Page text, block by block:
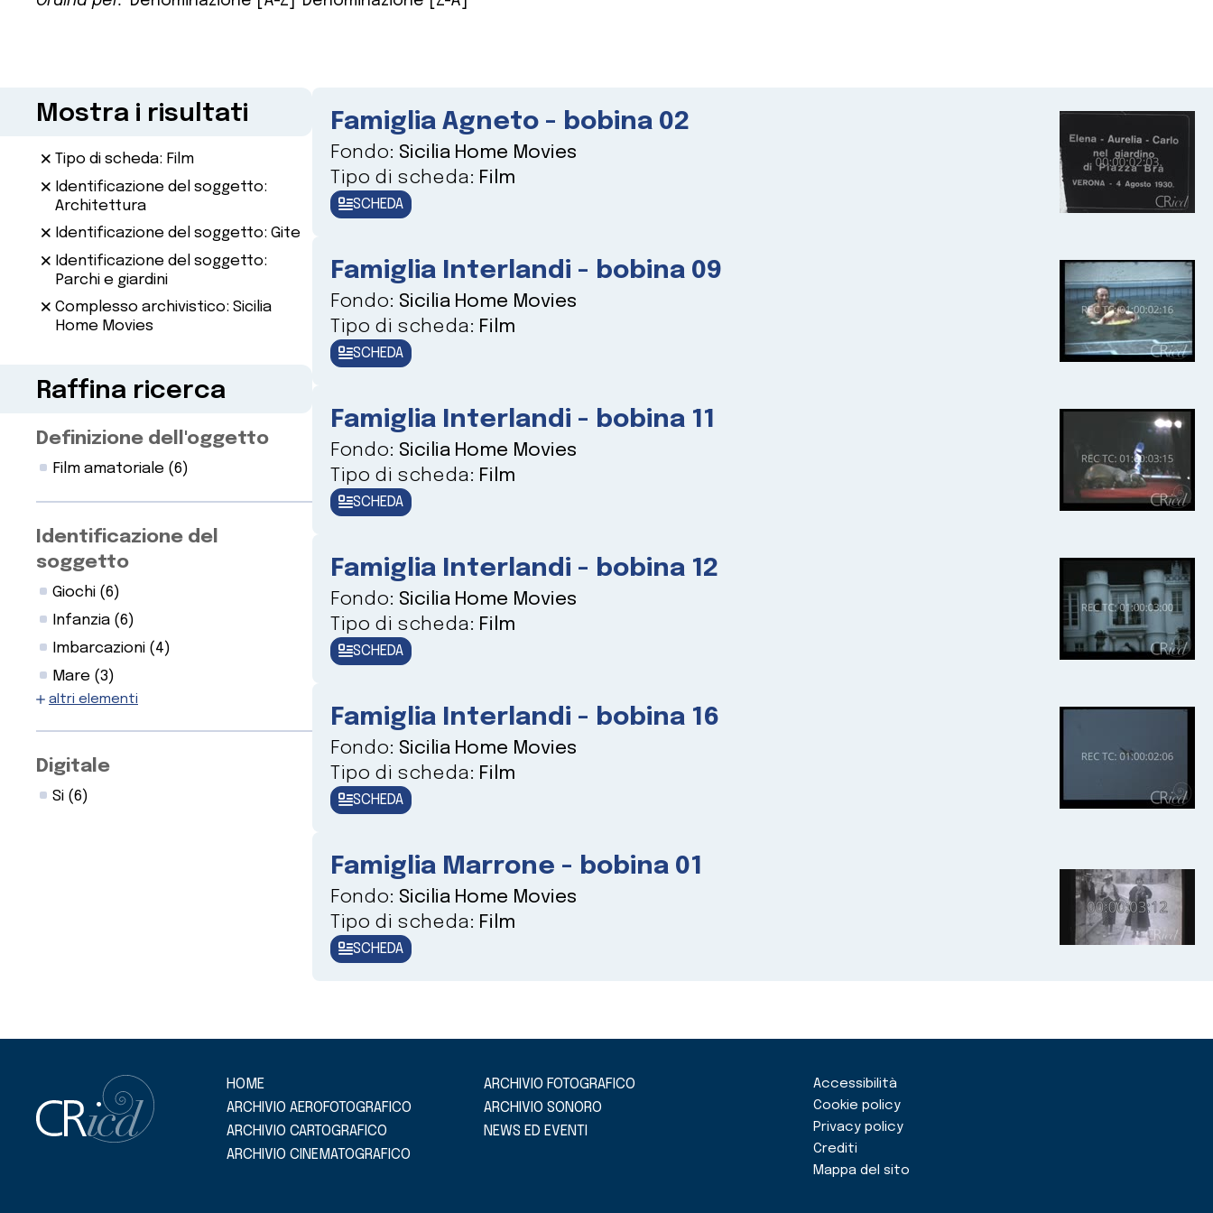
Mostra i risultati
Tipo di scheda: Film
Identificazione del soggetto:
Architettura
Identificazione del soggetto: Gite
Identificazione del soggetto:
Parchi e giardini
Complesso archivistico: Sicilia
Home Movies
Raffina ricerca
Definizione dell'oggetto
Film amatoriale (6)
Identificazione del
soggetto
Giochi (6)
Infanzia (6)
Imbarcazioni (4)
Mare (3)
altri elementi
Digitale
Si (6)
Famiglia Agneto - bobina 02
Fondo: Sicilia Home Movies
Tipo di scheda: Film
SCHEDA
Famiglia Interlandi - bobina 09
Fondo: Sicilia Home Movies
Tipo di scheda: Film
SCHEDA
Famiglia Interlandi - bobina 11
Fondo: Sicilia Home Movies
Tipo di scheda: Film
SCHEDA
Famiglia Interlandi - bobina 12
Fondo: Sicilia Home Movies
Tipo di scheda: Film
SCHEDA
Famiglia Interlandi - bobina 16
Fondo: Sicilia Home Movies
Tipo di scheda: Film
SCHEDA
Famiglia Marrone - bobina 01
Fondo: Sicilia Home Movies
Tipo di scheda: Film
SCHEDA
HOME
ARCHIVIO AEROFOTOGRAFICO
ARCHIVIO CARTOGRAFICO
ARCHIVIO CINEMATOGRAFICO
ARCHIVIO FOTOGRAFICO
ARCHIVIO SONORO
NEWS ED EVENTI
Accessibilità
Cookie policy
Privacy policy
Crediti
Mappa del sito